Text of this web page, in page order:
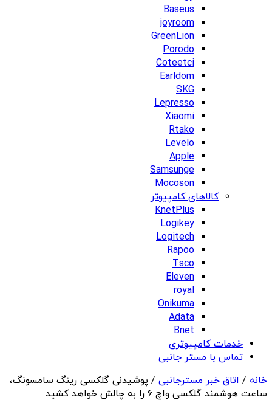
Baseus
joyroom
GreenLion
Porodo
Coteetci
Earldom
SKG
Lepresso
Xiaomi
Rtako
Levelo
Apple
Samsunge
Mocoson
کالاهای کامپیوتر
KnetPlus
Logikey
Logitech
Rapoo
Tsco
Eleven
royal
Onikuma
Adata
Bnet
خدمات کامپیوتری
تماس با مستر جانبی
خانه / اتاق خبر مسترجانبی / پوشیدنی گلکسی رینگ سامسونگ،
ساعت هوشمند گلکسی واچ ۶ را به چالش خواهد کشید